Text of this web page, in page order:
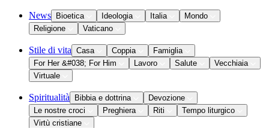
News Bioetica Ideologia Italia
Mondo
Religione
Vaticano
Stile di vita Casa Coppia
Famiglia
For Her &#038; For Him
Lavoro Salute
Vecchiaia
Virtuale
Spiritualità Bibbia e dottrina
Devozione
Le nostre croci
Preghiera Riti
Tempo liturgico
Virtù cristiane